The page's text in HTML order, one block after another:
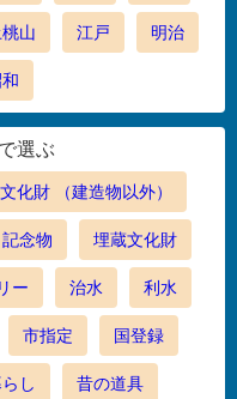
山 江戸 明治
選ぶ
化財 （建造物以外）
記念物 埋蔵文化財
ー 治水 利水
市指定 国登録
し 昔の道具